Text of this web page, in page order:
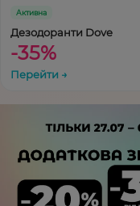
Активна
Дезодоранти Dove
-35%
Перейти →